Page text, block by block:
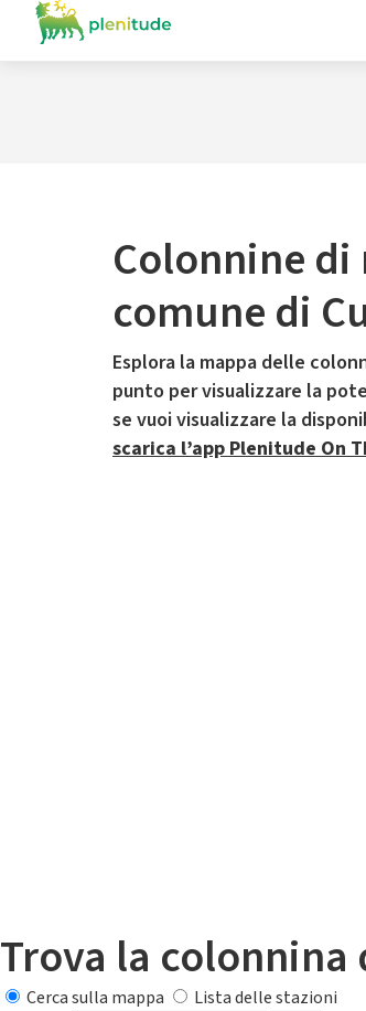
Colonnine
comune di
Esplora la mappa delle
punto per visualizzare la
se vuoi visualizzare la
scarica l’app Plenitude On
Trova la
Cerca sulla mappa
Lista delle stazioni